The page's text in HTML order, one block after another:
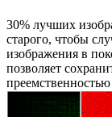
30% лучших
старого, чтобы
изображения в
позволяет